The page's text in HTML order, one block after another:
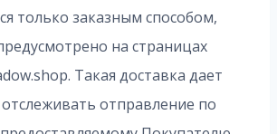
только заказным способом,
на страницах
Такая доставка дает
отправление по